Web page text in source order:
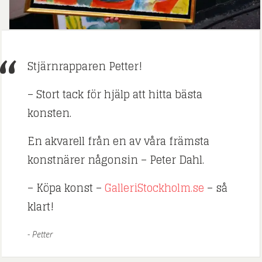
Stjärnrapparen Petter!
– Stort tack för hjälp att hitta bästa
konsten.
En akvarell från en av våra främsta
konstnärer någonsin – Peter Dahl.
– Köpa konst –GalleriStockholm.se – så
klart!
Petter